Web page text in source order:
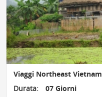
Viaggi Northeast Vietnam
Durata:
07 Giorni